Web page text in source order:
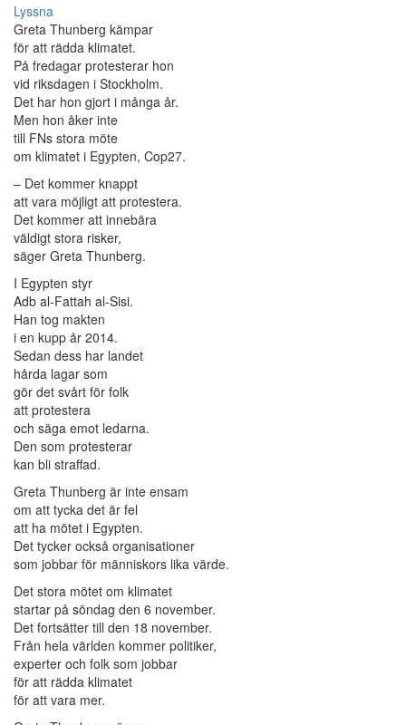
Lyssna
Greta Thunberg kämpar
för att rädda klimatet.
På fredagar protesterar hon
vid riksdagen i Stockholm.
Det har hon gjort i många år.
Men hon åker inte
till FNs stora möte
om klimatet i Egypten, Cop27.
– Det kommer knappt
att vara möjligt att protestera.
Det kommer att innebära
väldigt stora risker,
säger Greta Thunberg.
I Egypten styr
Adb al-Fattah al-Sisi.
Han tog makten
i en kupp år 2014.
Sedan dess har landet
hårda lagar som
gör det svårt för folk
att protestera
och säga emot ledarna.
Den som protesterar
kan bli straffad.
Greta Thunberg är inte ensam
om att tycka det är fel
att ha mötet i Egypten.
Det tycker också organisationer
som jobbar för människors lika värde.
Det stora mötet om klimatet
startar på söndag den 6 november.
Det fortsätter till den 18 november.
Från hela världen kommer politiker,
experter och folk som jobbar
för att rädda klimatet
för att vara mer.